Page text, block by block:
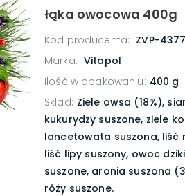
łąka owocowa 400g
Kod producenta: ZVP-4377
Marka: Vitapol
Ilość w opakowaniu: 400 g
Skład: Ziele owsa (18%),
kukurydzy suszone, ziele
lancetowata suszona, liść
liść lipy suszony, owoc
suszone, aronia suszona
róży suszone.